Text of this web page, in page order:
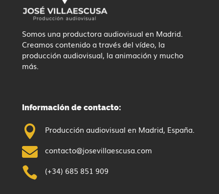
Somos una productora audiovisual en Madrid.
Creamos contenido a través del vídeo, la
producción audiovisual, la animación y mucho
más.
Información de contacto:
 Producción audiovisual en Madrid, España.
 contacto@josevillaescusa.com
 (+34) 685 851 909